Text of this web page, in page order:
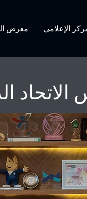
معرض الإعلامي